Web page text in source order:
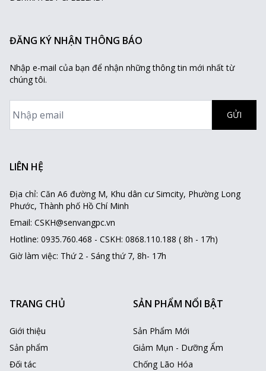
ĐĂNG KÝ NHẬN THÔNG BÁO
Nhập e-mail của bạn để nhận những thông tin mới nhất từ
chúng tôi.
LIÊN HỆ
Địa chỉ: Căn A6 đường M, Khu dân cư Simcity, Phường Long
Phước, Thành phố Hồ Chí Minh
Email: CSKH@senvangpc.vn
Hotline: 0935.760.468 - CSKH: 0868.110.188 ( 8h - 17h)
Giờ làm việc: Thứ 2 - Sáng thứ 7, 8h- 17h
TRANG CHỦ
Giới thiệu
Sản phẩm
Đối tác
SẢN PHẨM NỔI BẬT
Sản Phẩm Mới
Giảm Mụn - Dưỡng Ẩm
Chống Lão Hóa